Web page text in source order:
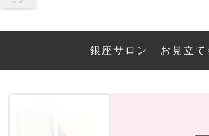
銀座サロン お見立て